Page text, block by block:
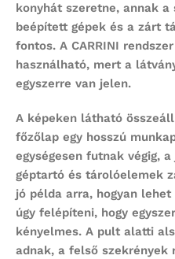
konyhát szeretne, annak
beépített gépek és a zárt
fontos. A CARRINI
használható, mert a
egyszerre van jelen.
A képeken látható
főzőlap egy hosszú
egységesen futnak végig,
géptartó és tárolóelemek
jó példa arra, hogyan
úgy felépíteni, hogy
kényelmes. A pult alatti
adnak, a felső szekrények